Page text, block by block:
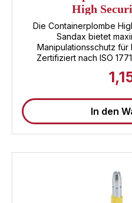
High
Die Containerplombe
Sandax bietet
Manipulationsschutz für
Zertifiziert nach ISO
zuverlässigen Schutz
unserer
einem Karton befinden
Palette 20.000 Stück.Die
Sandax Container
nummeriert und entspricht
Stahldurchmesser, 85mm
Bestellmenge ab 1000
Lasergravur
In den